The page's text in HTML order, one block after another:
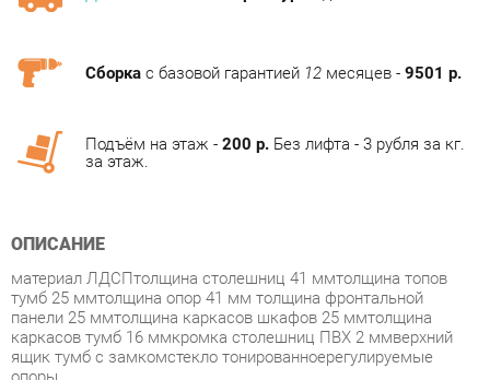
тумб 25 ммтолщина опор 41 мм толщина фронтальной
каркасов тумб 16 ммкромка столешниц ПВХ 2 ммверхний
ящик тумб с замкомстекло тонированноерегулируемые
опоры
Условия покупки